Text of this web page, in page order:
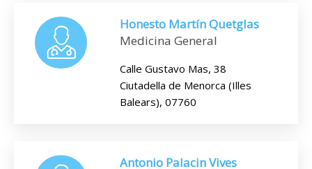
Honesto Martín Quetglas
Medicina General
Calle Gustavo Mas, 38
Ciutadella de Menorca (Illes
Balears), 07760
Antonio Palacin Vives